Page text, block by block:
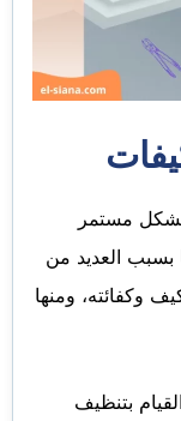
مستمر
بسبب العديد من
وكفائته، ومنها
بتنظيف